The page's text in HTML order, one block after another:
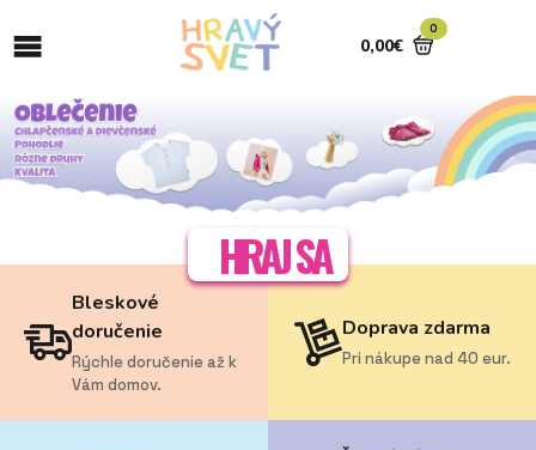
0,00€
0
HRAJ SA
Bleskové
doručenie
Rýchle doručenie až k
Vám domov.
Doprava zdarma
Pri nákupe nad 40 eur.